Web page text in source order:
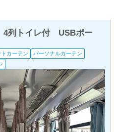
列トイレ付 USBポー
トカーテン
パーソナルカーテン